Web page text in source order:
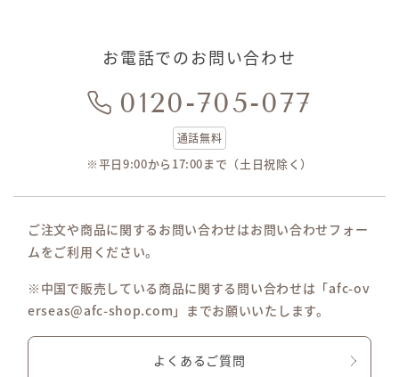
お電話でのお問い合わせ
0120-705-077
通話無料
※平日9:00から17:00まで（土日祝除く）
ご注文や商品に関するお問い合わせはお問い合わせフォー
ムをご利用ください。
※中国で販売している商品に関する問い合わせは「afc-ov
erseas@afc-shop.com」までお願いいたします。
よくあるご質問